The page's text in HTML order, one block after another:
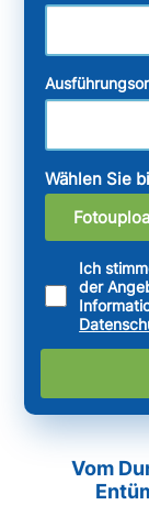
Wählen Sie
Ich
der
Vom